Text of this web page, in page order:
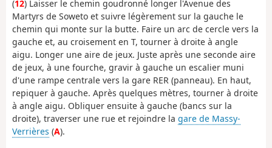
(12) Laisser le chemin goudronné longer l'Avenue des
Martyrs de Soweto et suivre légèrement sur la gauche le
chemin qui monte sur la butte. Faire un arc de cercle vers la
gauche et, au croisement en T, tourner à droite à angle
aigu. Longer une aire de jeux. Juste après une seconde aire
de jeux, à une fourche, gravir à gauche un escalier muni
d'une rampe centrale vers la gare RER (panneau). En haut,
repiquer à gauche. Après quelques mètres, tourner à droite
à angle aigu. Obliquer ensuite à gauche (bancs sur la
droite), traverser une rue et rejoindre la gare de Massy-
Verrières (A).